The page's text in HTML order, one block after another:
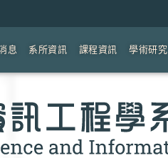
息 系所資訊 課程資訊 學術研究